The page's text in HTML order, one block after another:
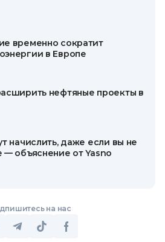
временно сократит
в Европе
нефтяные проекты в
начислить, даже если вы не
— объяснение от Yasno
на нас